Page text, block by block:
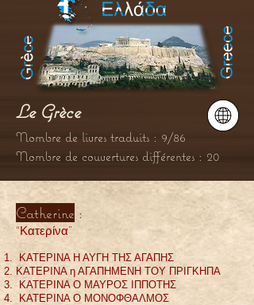
Le Grèce
Nombre de livres traduits : 9/86
Nombre de couvertures différentes : 20
Catherine :
“Κατερίνα”
ΚΑΤΕΡΙΝΑ Η ΑΥΓΗ ΤΗΣ ΑΓΑΠΗΣ
ΚΑΤΕΡΙΝΑ η ΑΓΑΠΗΜΕΝΗ ΤΟΥ ΠΡΙΓΚΗΠΑ
ΚΑΤΕΡΙΝΑ Ο ΜΑΥΡΟΣ ΙΠΠΟΤΗΣ
ΚΑΤΕΡΙΝΑ Ο ΜΟΝΟΦΘΑΛΜΟΣ